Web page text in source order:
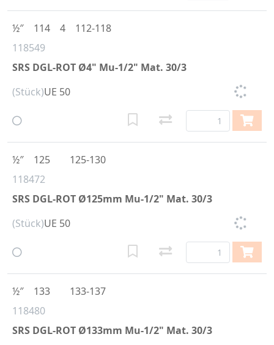
118549
SRS DGL-ROT Ø4" Mu-1/2" Mat. 30/3
½″ 114 4 112-118
(Stück)UE 50
118472
SRS DGL-ROT Ø125mm Mu-1/2" Mat. 30/3
½″ 125 125-130
(Stück)UE 50
118480
SRS DGL-ROT Ø133mm Mu-1/2" Mat. 30/3
½″ 133 133-137